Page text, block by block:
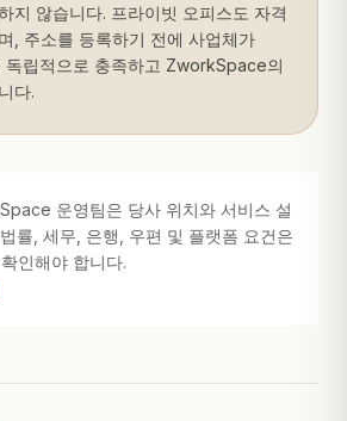
지 않습니다. 프라이빗 오피스도 자격
, 주소를 등록하기 전에 사업체가
립적으로 충족하고 ZworkSpace의
다.
운영팀은 당사 위치와 서비스 설
률, 세무, 은행, 우편 및 플랫폼 요건은
인해야 합니다.